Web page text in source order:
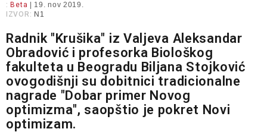
: Beta | 19. nov 2019.
IZVOR: N1
Radnik "Krušika" iz Valjeva Aleksandar
Obradović i profesorka Biološkog
fakulteta u Beogradu Biljana Stojković
ovogodišnji su dobitnici tradicionalne
nagrade "Dobar primer Novog
optimizma", saopštio je pokret Novi
optimizam.